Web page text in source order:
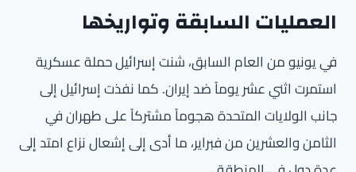
العمليات السابقة وتواريخها
في يونيو من العام السابق، شنت إسرائيل حملة عسكرية
استمرت اثني عشر يوماً ضد إيران. كما نفذت إسرائيل إلى
جانب الولايات المتحدة هجوماً مشتركاً على طهران في
الثامن والعشرين من فبراير، ما أدى إلى إشعال نزاع امتد إلى